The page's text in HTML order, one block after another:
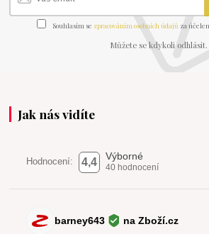
Souhlasím se zpracováním osobních údajů za
Můžete se kdykoli odhlásit.
Jak nás vidíte